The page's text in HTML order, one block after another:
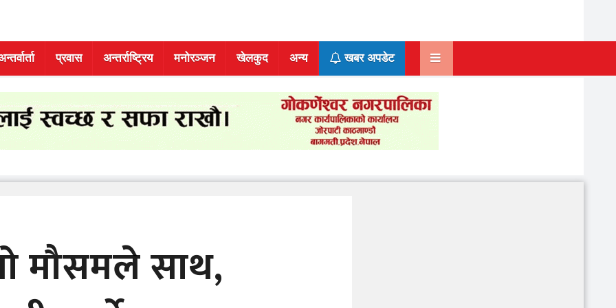
प्रवास अन्तर्राष्ट्रिय मनोरञ्जन खेलकुद अन्य खबर अपडेट
मौसमले साथ,